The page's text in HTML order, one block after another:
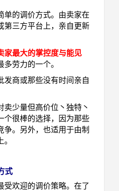
单的调价方式。由卖家在
第三方平台上，亲自更新
家最大的掌控度与能见
多劳力的一个。
发商或那些没有时间亲自
卖少量但高价位丶独特丶
个很棒的选择，因为那些
争。另外，也适用于由制
式
受欢迎的调价策略。在了